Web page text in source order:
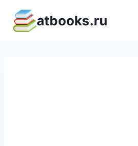
содержимому
atbooks.ru